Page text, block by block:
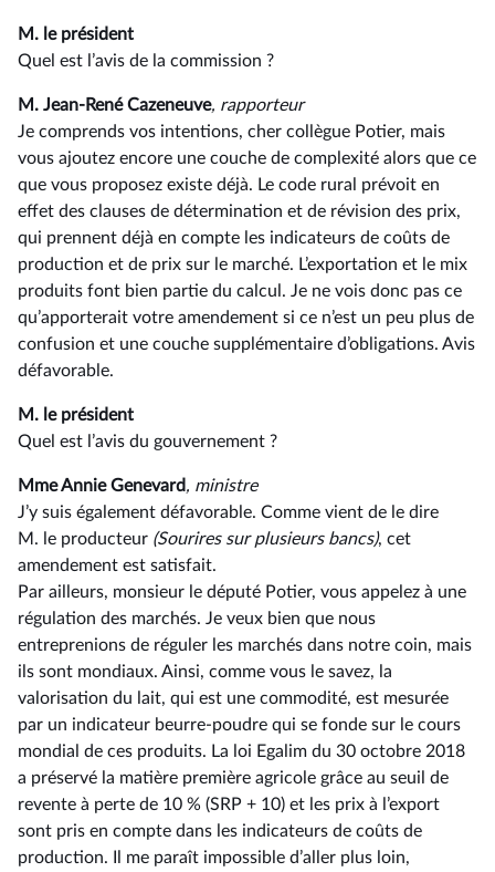
M. le président
Quel est l’avis de la commission ?
M. Jean-René Cazeneuve, rapporteur
Je comprends vos intentions, cher collègue Potier, mais
vous ajoutez encore une couche de complexité alors que ce
que vous proposez existe déjà. Le code rural prévoit en
effet des clauses de détermination et de révision des prix,
qui prennent déjà en compte les indicateurs de coûts de
production et de prix sur le marché. L’exportation et le mix
produits font bien partie du calcul. Je ne vois donc pas ce
qu’apporterait votre amendement si ce n’est un peu plus de
confusion et une couche supplémentaire d’obligations. Avis
défavorable.
M. le président
Quel est l’avis du gouvernement ?
Mme Annie Genevard, ministre
J’y suis également défavorable. Comme vient de le dire
M. le producteur (Sourires sur plusieurs bancs), cet
amendement est satisfait.
Par ailleurs, monsieur le député Potier, vous appelez à une
régulation des marchés. Je veux bien que nous
entreprenions de réguler les marchés dans notre coin, mais
ils sont mondiaux. Ainsi, comme vous le savez, la
valorisation du lait, qui est une commodité, est mesurée
par un indicateur beurre-poudre qui se fonde sur le cours
mondial de ces produits. La loi Egalim du 30 octobre 2018
a préservé la matière première agricole grâce au seuil de
revente à perte de 10 % (SRP + 10) et les prix à l’export
sont pris en compte dans les indicateurs de coûts de
production. Il me paraît impossible d’aller plus loin,